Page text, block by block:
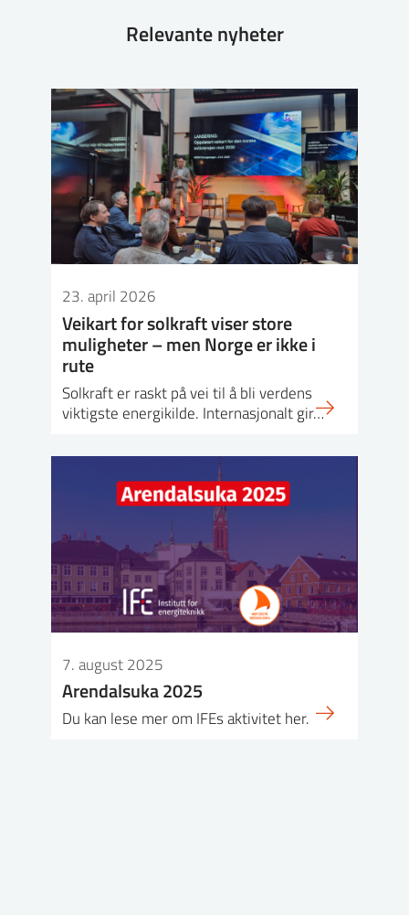
Relevante nyheter
23. april 2026
Veikart for solkraft viser store
muligheter – men Norge er ikke i
rute
Solkraft er raskt på vei til å bli verdens
viktigste energikilde. Internasjonalt gir…
7. august 2025
Arendalsuka 2025
Du kan lese mer om IFEs aktivitet her.